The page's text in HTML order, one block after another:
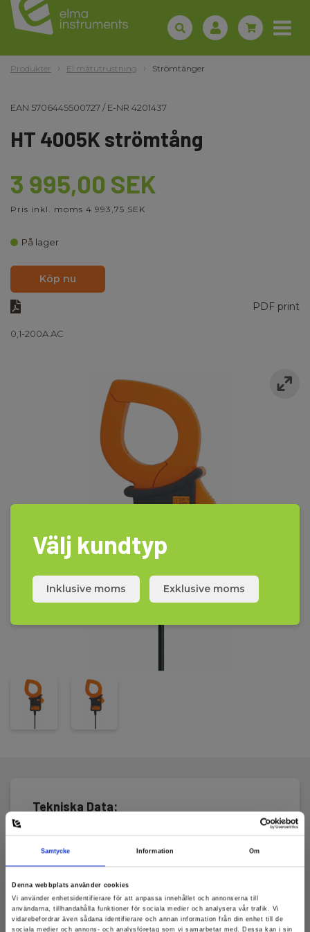
Samtycke Information Om
Denna webbplats använder cookies
Vi använder enhetsidentifierare för att anpassa innehållet och annonserna till
användarna, tillhandahålla funktioner för sociala medier och analysera vår trafik. Vi
vidarebefordrar även sådana identifierare och annan information från din enhet till de
sociala medier och annons- och analysföretag som vi samarbetar med. Dessa kan i sin
Produkter El mätutrustning Strömtänger
EAN 5706445500727/E-NR 4201437
HT 4005K strömtång
3 995,00 SEK
Pris inkl. moms 4 993,75 SEK
På lager
Köp nu
PDF print
0,1-200A AC
Tekniska Data:
Strömmätning, AC
Mätområde:
0,1 A - 200 A
Välj kundtyp
Inklusive moms Exklusive moms